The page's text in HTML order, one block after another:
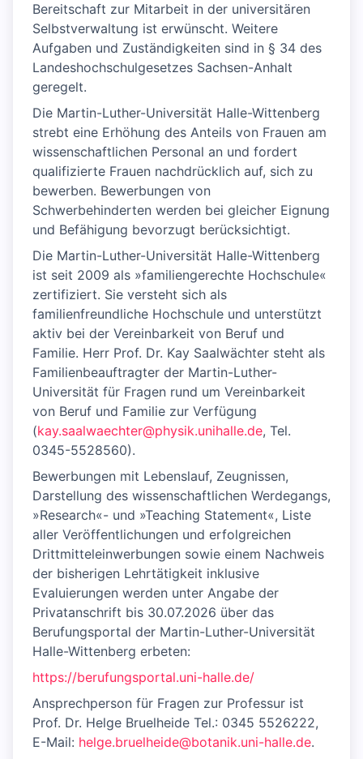
Bereitschaft zur Mitarbeit in der universitären
Selbstverwaltung ist erwünscht. Weitere
Aufgaben und Zuständigkeiten sind in § 34 des
Landeshochschulgesetzes Sachsen-Anhalt
geregelt.
Die Martin-Luther-Universität Halle-Wittenberg
strebt eine Erhöhung des Anteils von Frauen am
wissenschaftlichen Personal an und fordert
qualifizierte Frauen nachdrücklich auf, sich zu
bewerben. Bewerbungen von
Schwerbehinderten werden bei gleicher Eignung
und Befähigung bevorzugt berücksichtigt.
Die Martin-Luther-Universität Halle-Wittenberg
ist seit 2009 als »familiengerechte Hochschule«
zertifiziert. Sie versteht sich als
familienfreundliche Hochschule und unterstützt
aktiv bei der Vereinbarkeit von Beruf und
Familie. Herr Prof. Dr. Kay Saalwächter steht als
Familienbeauftragter der Martin-Luther-
Universität für Fragen rund um Vereinbarkeit
von Beruf und Familie zur Verfügung
(kay.saalwaechter@physik.unihalle.de, Tel.
0345-5528560).
Bewerbungen mit Lebenslauf, Zeugnissen,
Darstellung des wissenschaftlichen Werdegangs,
»Research«- und »Teaching Statement«, Liste
aller Veröffentlichungen und erfolgreichen
Drittmitteleinwerbungen sowie einem Nachweis
der bisherigen Lehrtätigkeit inklusive
Evaluierungen werden unter Angabe der
Privatanschrift bis 30.07.2026 über das
Berufungsportal der Martin-Luther-Universität
Halle-Wittenberg erbeten:
https://berufungsportal.uni-halle.de/
Ansprechperson für Fragen zur Professur ist
Prof. Dr. Helge Bruelheide Tel.: 0345 5526222,
E-Mail: helge.bruelheide@botanik.uni-halle.de.